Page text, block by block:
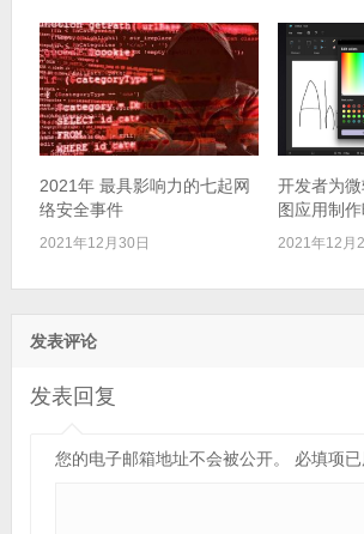
2021年 最具影响力的七起网
络安全事件
2021年12月30日
开发者为
图应用制
2021年12月
发表评论
发表回复
您的电子邮箱地址不会被公开。 必填项已